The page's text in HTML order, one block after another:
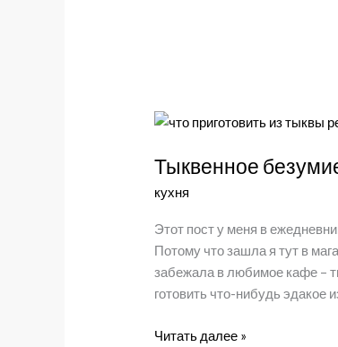
Тыквенное
кухня
Этот пост у меня в
Потому что зашла я тут в
забежала в любимое кафе –
готовить что-нибудь эдакое
Тыквенное
Читать далее »